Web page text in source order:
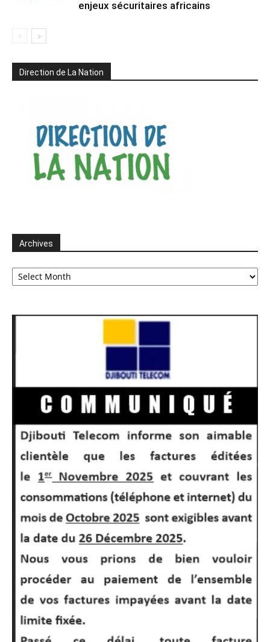
enjeux sécuritaires africains
Direction de La Nation
Archives
Archives